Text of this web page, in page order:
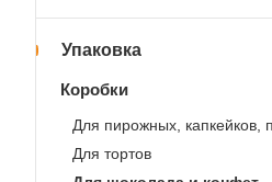
Упаковка
Коробки
Для пирожных, капкейков,
Для тортов